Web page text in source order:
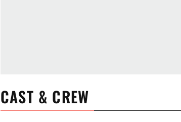
CAST & CREW